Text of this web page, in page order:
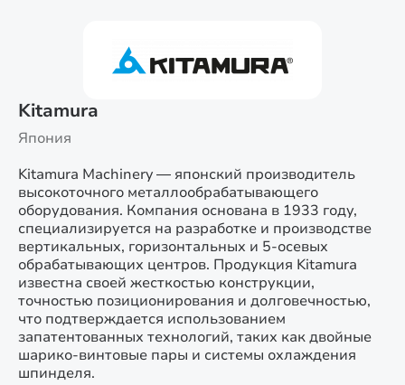
Kitamura
Япония
Kitamura Machinery — японский производитель
высокоточного металлообрабатывающего
оборудования. Компания основана в 1933 году,
специализируется на разработке и производстве
вертикальных, горизонтальных и 5-осевых
обрабатывающих центров. Продукция Kitamura
известна своей жесткостью конструкции,
точностью позиционирования и долговечностью,
что подтверждается использованием
запатентованных технологий, таких как двойные
шарико-винтовые пары и системы охлаждения
шпинделя.